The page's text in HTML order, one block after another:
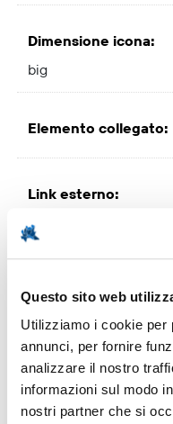
Questo sito web
Utilizziamo i cookie per
annunci, per fornire
analizzare il nostro
informazioni sul modo
nostri partner che si
Dimensione icona:
big
Elemento collegato:
Link esterno:
Body Text:
Several multinational
others: Baxter
General Electric
handling components)